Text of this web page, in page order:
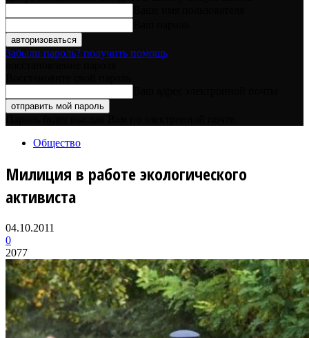
Забыли пароль? получить помощь
Общество
Милиция в работе экологического
активиста
04.10.2011
0
2077